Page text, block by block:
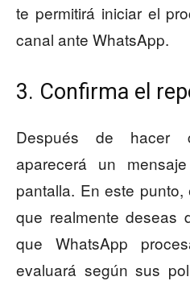
te permitirá iniciar el
canal ante WhatsApp.
3. Confirma el
Después de hacer
aparecerá un
pantalla. En este
que realmente deseas
que WhatsApp
evaluará según sus